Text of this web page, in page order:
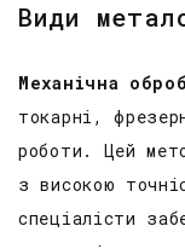
Види
Механічна
токарні,
роботи. Цей
з високою
спеціалісти